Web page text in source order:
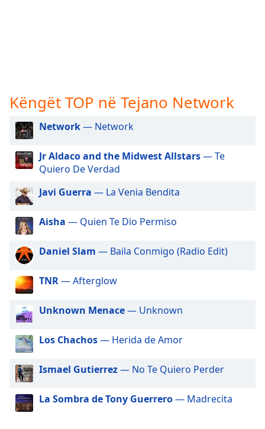
dialog
off
selected
Audio
Picture-
in-
Picture
Fullscreen
modal
window.
Beginning
dialog
Escape
cancel
and
Këngët TOP në Tejano Network
Network— Network
Jr Aldaco and the Midwest Allstars— Te
Quiero De Verdad
Javi Guerra — La Venia Bendita
Aisha — Quien Te Dio Permiso
Daniel Slam — Baila Conmigo (Radio Edit)
TNR— Afterglow
Unknown Menace— Unknown
Los Chachos— Herida de Amor
Ismael Gutierrez— No Te Quiero Perder
La Sombra de Tony Guerrero— Madrecita